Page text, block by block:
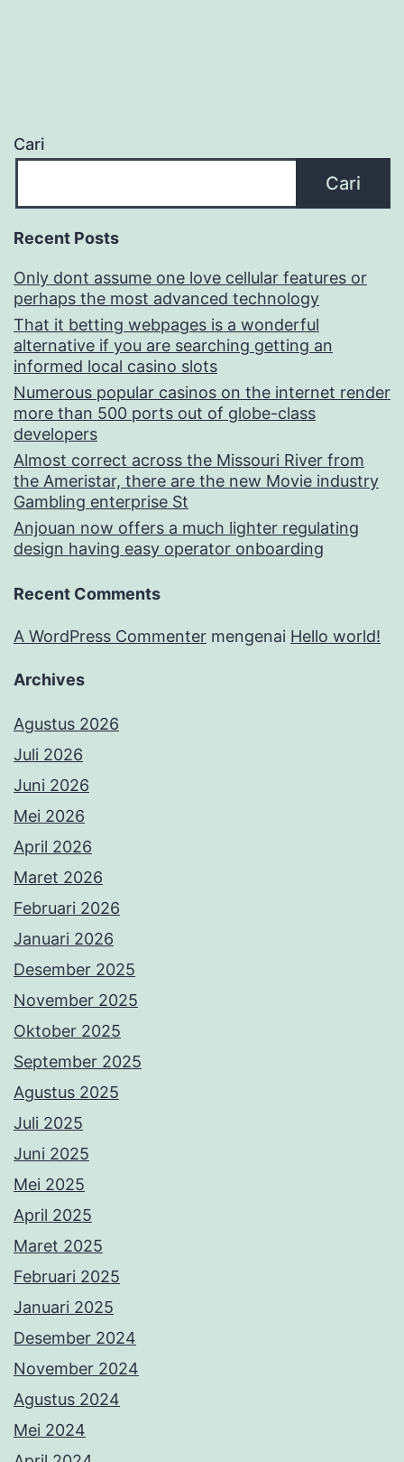
Cari
Cari
Recent Posts
Only dont assume one love cellular features or
perhaps the most advanced technology
That it betting webpages is a wonderful
alternative if you are searching getting an
informed local casino slots
Numerous popular casinos on the internet render
more than 500 ports out of globe-class
developers
Almost correct across the Missouri River from
the Ameristar, there are the new Movie industry
Gambling enterprise St
Anjouan now offers a much lighter regulating
design having easy operator onboarding
Recent Comments
A WordPress Commenter mengenai Hello world!
Archives
Agustus 2026
Juli 2026
Juni 2026
Mei 2026
April 2026
Maret 2026
Februari 2026
Januari 2026
Desember 2025
November 2025
Oktober 2025
September 2025
Agustus 2025
Juli 2025
Juni 2025
Mei 2025
April 2025
Maret 2025
Februari 2025
Januari 2025
Desember 2024
November 2024
Agustus 2024
Mei 2024